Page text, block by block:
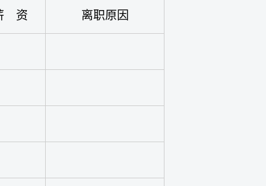
资 离职原因